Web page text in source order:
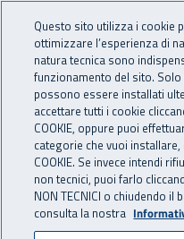
INAIL -
Navigazione - Ti
Home Inail comunica News
24 febbraio 2022
Questo sito utilizza i cookie
ottimizzare l’esperienza di
natura tecnica sono
funzionamento del sito.
possono essere installati
accettare tutti i cookie
COOKIE, oppure puoi
categorie che vuoi installare,
COOKIE. Se invece intendi
non tecnici, puoi farlo
NON TECNICI o chiudendo
consulta la nostra